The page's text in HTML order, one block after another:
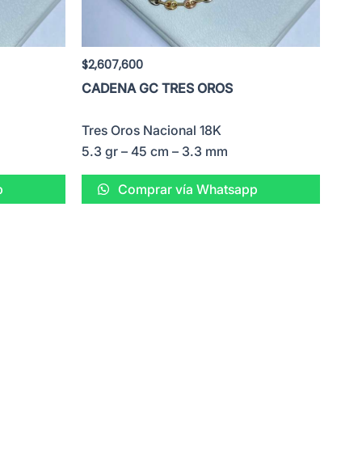
$2,607,600
CADENA GC TRES OROS
Tres Oros Nacional 18K
5.3 gr – 45 cm – 3.3 mm
Comprar vía Whatsapp